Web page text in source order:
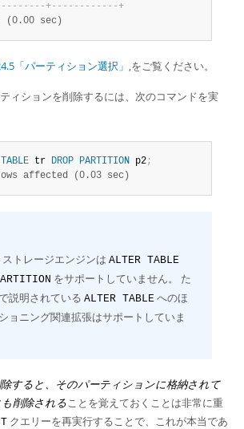
- - - - - - - -+- - - - - - - - - - - -+
(0.00 sec)
「パーティション選択」 ,をご覧ください。
ィションを削除するには、次のコマンドを実
TABLE tr DROP PARTITION p2;
affected (0.03 sec)
ストレージエンジンは ALTER TABLE
をサポートしていません。 た
説明されている ALTER TABLE へのほ
ョニング関連拡張はサポートしていま
すると、そのパーティションに格納されて
削除されることを覚えておくことは非常に重
クエリーを再実行することで、これが本当であ